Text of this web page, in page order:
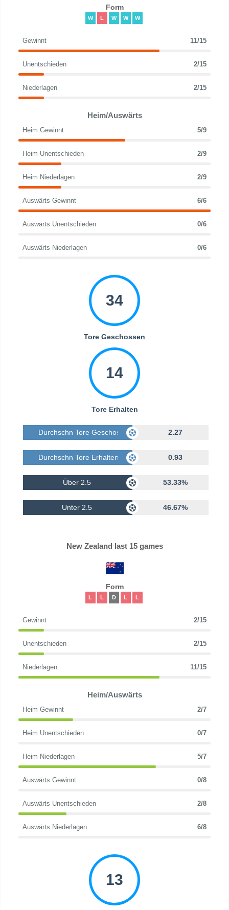
Form
W L W W W
Gewinnt 11/15
Unentschieden 2/15
Niederlagen 2/15
Heim/Auswärts
Heim Gewinnt 5/9
Heim Unentschieden 2/9
Heim Niederlagen 2/9
Auswärts Gewinnt 6/6
Auswärts Unentschieden 0/6
Auswärts Niederlagen 0/6
34
Tore Geschossen
14
Tore Erhalten
Durchschn Tore Geschossen 2.27
Durchschn Tore Erhalten 0.93
Über 2.5 53.33%
Unter 2.5 46.67%
New Zealand last 15 games
Form
L L D L L
Gewinnt 2/15
Unentschieden 2/15
Niederlagen 11/15
Heim/Auswärts
Heim Gewinnt 2/7
Heim Unentschieden 0/7
Heim Niederlagen 5/7
Auswärts Gewinnt 0/8
Auswärts Unentschieden 2/8
Auswärts Niederlagen 6/8
13